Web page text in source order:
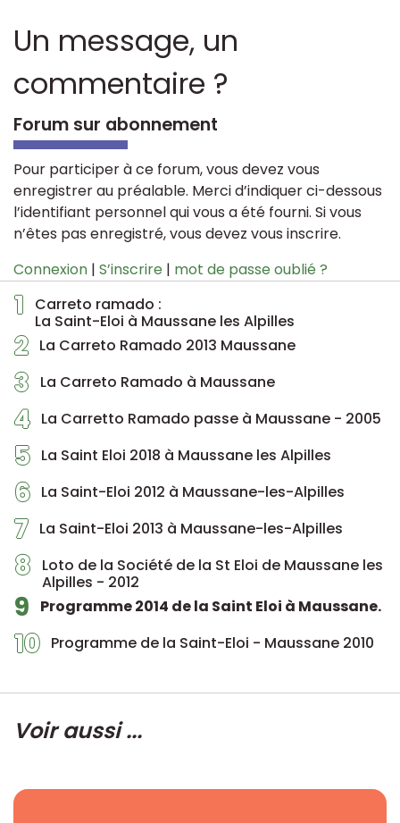
1
Carreto ramado :
La Saint-Eloi à Maussane les Alpilles
2 La Carreto Ramado 2013 Maussane
3 La Carreto Ramado à Maussane
4 La Carretto Ramado passe à Maussane - 2005
5 La Saint Eloi 2018 à Maussane les Alpilles
6 La Saint-Eloi 2012 à Maussane-les-Alpilles
7 La Saint-Eloi 2013 à Maussane-les-Alpilles
8
Loto de la Société de la St Eloi de Maussane les
Alpilles - 2012
9 Programme 2014 de la Saint Eloi à Maussane.
10 Programme de la Saint-Eloi - Maussane 2010
Un message, un
commentaire ?
Forum sur abonnement
Pour participer à ce forum, vous devez vous
enregistrer au préalable. Merci d’indiquer ci-dessous
l’identifiant personnel qui vous a été fourni. Si vous
n’êtes pas enregistré, vous devez vous inscrire.
Connexion | S’inscrire | mot de passe oublié ?
Voir aussi ...